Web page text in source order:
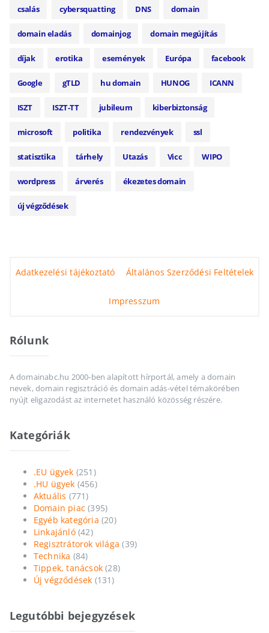
csalás cybersquatting DNS domain
domain eladás domainjog domain megújítás
díjak erotika események Európa facebook
Google gTLD hu domain HUNOG ICANN
ISZT ISZT-TT jubileum kiberbiztonság
microsoft politika rendezvények ssl
statisztika tárhely Utazás Vicc WIPO
wordpress árverés ékezetes domain
új végződések
Adatkezelési tájékoztató Általános Szerződési Feltételek
Impresszum
Rólunk
A domainabc.hu 2000-ben alapított hírportál, amely a domain
nevek, domain regisztráció és domain adás-vétel témakörében
nyújt eligazodást az internetet használó közösség részére.
Kategóriák
.EU ügyek (251)
.HU ügyek (456)
Aktuális (771)
Domain piac (395)
Egyéb kategória (20)
Linkajánló(42)
Regisztrátorok világa (39)
Technika (84)
Tippek, tanácsok (28)
Új végződések (131)
Legutóbbi bejegyzések